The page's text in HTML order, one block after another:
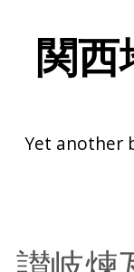
関西
Yet another